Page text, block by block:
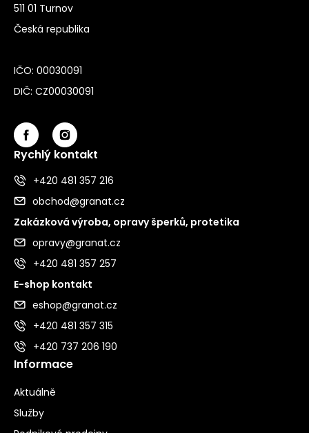
511 01 Turnov
Česká republika
IČO: 00030091
DIČ: CZ00030091
Rychlý kontakt
+420 481 357 216
obchod@granat.cz
Zakázková výroba, opravy šperků, protetika
opravy@granat.cz
+420 481 357 257
E-shop kontakt
eshop@granat.cz
+420 481 357 315
+420 737 206 190
Informace
Aktuálně
Služby